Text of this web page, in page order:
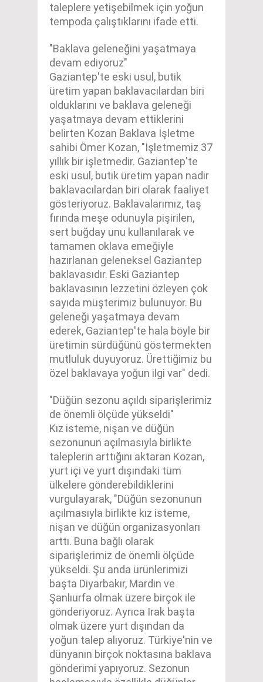
taleplere yetişebilmek için yoğun
tempoda çalıştıklarını ifade etti.
"Baklava geleneğini yaşatmaya
devam ediyoruz"
Gaziantep'te eski usul, butik
üretim yapan baklavacılardan biri
olduklarını ve baklava geleneği
yaşatmaya devam ettiklerini
belirten Kozan Baklava İşletme
sahibi Ömer Kozan, "İşletmemiz 37
yıllık bir işletmedir. Gaziantep'te
eski usul, butik üretim yapan nadir
baklavacılardan biri olarak faaliyet
gösteriyoruz. Baklavalarımız, taş
fırında meşe odunuyla pişirilen,
sert buğday unu kullanılarak ve
tamamen oklava emeğiyle
hazırlanan geleneksel Gaziantep
baklavasıdır. Eski Gaziantep
baklavasının lezzetini özleyen çok
sayıda müşterimiz bulunuyor. Bu
geleneği yaşatmaya devam
ederek, Gaziantep'te hala böyle bir
üretimin sürdüğünü göstermekten
mutluluk duyuyoruz. Ürettiğimiz bu
özel baklavaya yoğun ilgi var" dedi.
"Düğün sezonu açıldı siparişlerimiz
de önemli ölçüde yükseldi"
Kız isteme, nişan ve düğün
sezonunun açılmasıyla birlikte
taleplerin arttığını aktaran Kozan,
yurt içi ve yurt dışındaki tüm
ülkelere gönderebildiklerini
vurgulayarak, "Düğün sezonunun
açılmasıyla birlikte kız isteme,
nişan ve düğün organizasyonları
arttı. Buna bağlı olarak
siparişlerimiz de önemli ölçüde
yükseldi. Şu anda ürünlerimizi
başta Diyarbakır, Mardin ve
Şanlıurfa olmak üzere birçok ile
gönderiyoruz. Ayrıca Irak başta
olmak üzere yurt dışından da
yoğun talep alıyoruz. Türkiye'nin ve
dünyanın birçok noktasına baklava
gönderimi yapıyoruz. Sezonun